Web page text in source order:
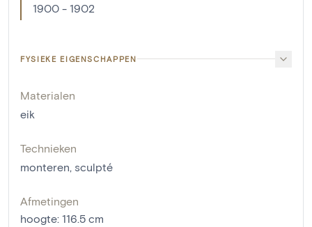
1900 - 1902
FYSIEKE EIGENSCHAPPEN
Materialen
eik
Technieken
monteren, sculpté
Afmetingen
hoogte: 116.5 cm